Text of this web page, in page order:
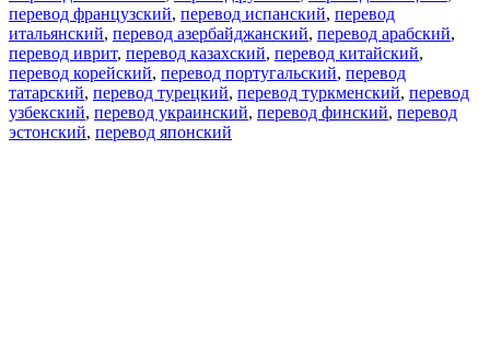
перевод французский, перевод испанский, перевод
итальянский, перевод азербайджанский, перевод арабский,
перевод иврит, перевод казахский, перевод китайский,
перевод корейский, перевод португальский, перевод
татарский, перевод турецкий, перевод туркменский, перевод
узбекский, перевод украинский, перевод финский, перевод
эстонский, перевод японский